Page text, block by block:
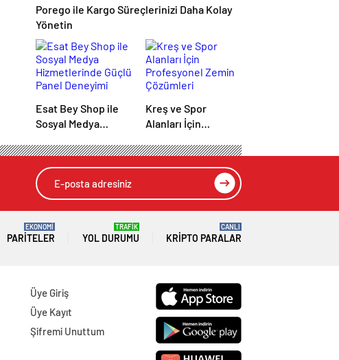
Porego ile Kargo Süreçlerinizi Daha Kolay
Yönetin
Esat Bey Shop ile
Sosyal Medya
Güçlü Panel
Deneyimi
Kreş ve Spor
Alanları İçin
Çözümleri
PARITELER
EKONOMİ
YOL DURUMU
TRAFİK
KRIPTO PARALAR
CANLI
Üye Giriş
Üye Kayıt
Şifremi Unuttum